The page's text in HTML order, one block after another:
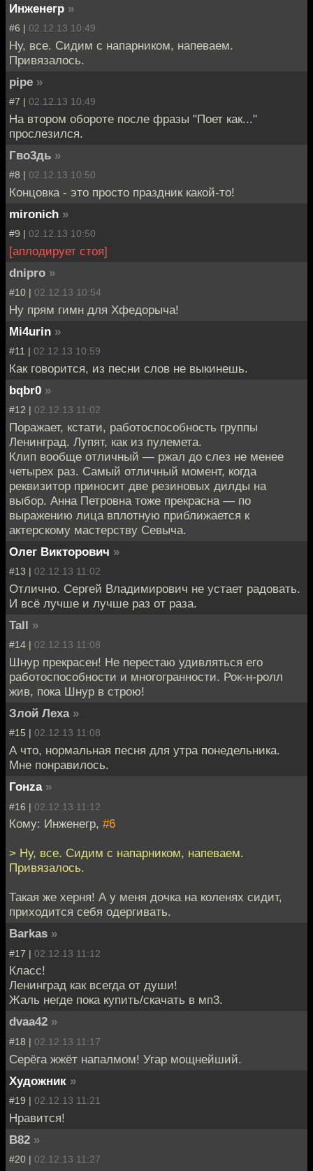
Инженегр »
#6 | 02.12.13 10:49
Ну, все. Сидим с напарником, напеваем.
Привязалось.
pipe »
#7 | 02.12.13 10:49
На втором обороте после фразы "Поет как..."
прослезился.
Гво3дь »
#8 | 02.12.13 10:50
Концовка - это просто праздник какой-то!
mironich »
#9 | 02.12.13 10:50
[аплодирует стоя]
dnipro »
#10 | 02.12.13 10:54
Ну прям гимн для Хфедорыча!
Mi4urin »
#11 | 02.12.13 10:59
Как говорится, из песни слов не выкинешь.
bqbr0 »
#12 | 02.12.13 11:02
Поражает, кстати, работоспособность группы
Ленинград. Лупят, как из пулемета.
Клип вообще отличный — ржал до слез не менее
четырех раз. Самый отличный момент, когда
реквизитор приносит две резиновых дилды на
выбор. Анна Петровна тоже прекрасна — по
выражению лица вплотную приближается к
актерскому мастерству Севыча.
Олег Викторович »
#13 | 02.12.13 11:02
Отлично. Сергей Владимирович не устает радовать.
И всё лучше и лучше раз от раза.
Tall »
#14 | 02.12.13 11:08
Шнур прекрасен! Не перестаю удивляться его
работоспособности и многогранности. Рок-н-ролл
жив, пока Шнур в строю!
Злой Леха »
#15 | 02.12.13 11:08
А что, нормальная песня для утра понедельника.
Мне понравилось.
Гонzа »
#16 | 02.12.13 11:12
Кому: Инженегр, #6
> Ну, все. Сидим с напарником, напеваем.
Привязалось.
Такая же херня! А у меня дочка на коленях сидит,
приходится себя одергивать.
Barkas »
#17 | 02.12.13 11:12
Класс!
Ленинград как всегда от души!
Жаль негде пока купить/скачать в мп3.
dvaa42 »
#18 | 02.12.13 11:17
Серёга жжёт напалмом! Угар мощнейший.
Художник »
#19 | 02.12.13 11:21
Нравится!
B82 »
#20 | 02.12.13 11:27